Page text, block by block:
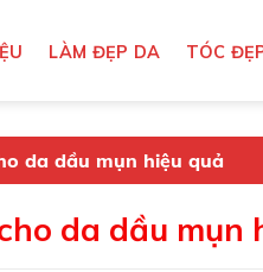
LÀM ĐẸP DA TÓC
da dầu mụn hiệu quả
da dầu mụn